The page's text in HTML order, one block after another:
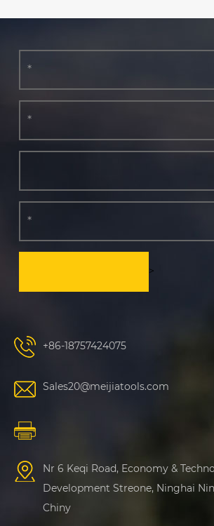
>
+86-18757424075
Sales20@meijiatools.com
Nr 6 Keqi Road, Economy &
Development Streone, Ninghai
Chiny